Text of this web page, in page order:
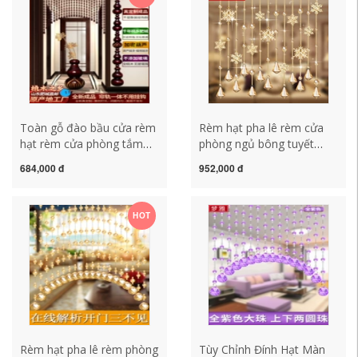
Toàn gỗ đào bầu cửa rèm
hạt rèm cửa phòng tắm
đối diện cửa rèm treo rèm
rèm hạt nhựa cao cấp
684,000 đ
Rèm hạt pha lê rèm cửa
phòng ngủ bông tuyết
sạn hiên nhà rèm nhà
sinh miễn phí đấm treo
rèm màn cửa buồng hạt
952,000 đ
HOT
Rèm hạt pha lê rèm phòng
Tùy Chỉnh Đính Hạt Màn